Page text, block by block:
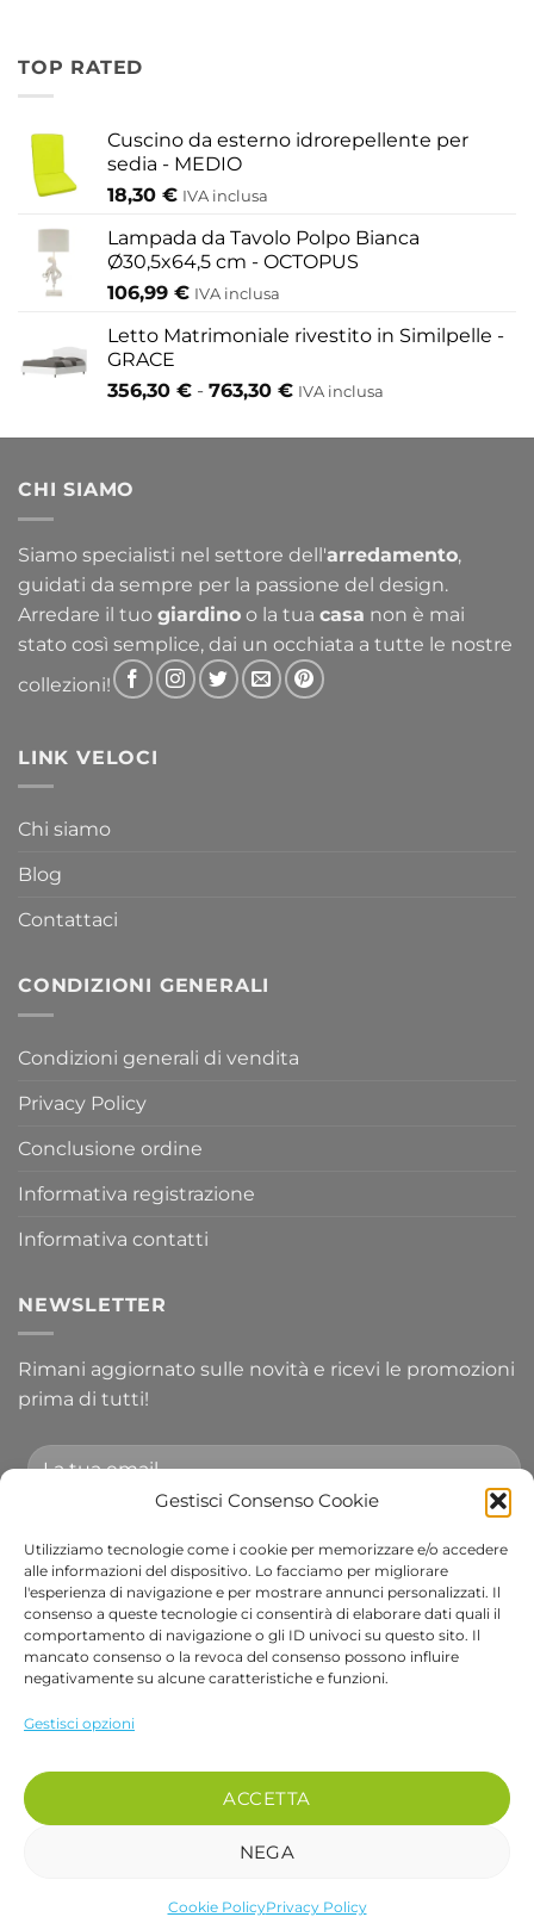
Gestisci Consenso Cookie
Utilizziamo tecnologie come i cookie per memorizzare e/o accedere
alle informazioni del dispositivo. Lo facciamo per migliorare
l'esperienza di navigazione e per mostrare annunci personalizzati. Il
consenso a queste tecnologie ci consentirà di elaborare dati quali il
comportamento di navigazione o gli ID univoci su questo sito. Il
mancato consenso o la revoca del consenso possono influire
negativamente su alcune caratteristiche e funzioni.
Gestisci opzioni
ACCETTA
NEGA
Cookie PolicyPrivacy Policy
433,30 €
TOP RATED
Cuscino da esterno idrorepellente per
sedia - MEDIO
18,30 € IVA inclusa
Lampada da Tavolo Polpo Bianca
Ø30,5x64,5 cm - OCTOPUS
106,99 € IVA inclusa
Letto Matrimoniale rivestito in Similpelle -
GRACE
356,30 € - 763,30 €Fascia
prezzo:
IVA inclusa
CHI SIAMO
Siamo specialisti nel settore dell'arredamento,
guidati da sempre per la passione del design.
Arredare il tuo giardino o la tua casa non è mai
stato così semplice, dai un occhiata a tutte le nostre
collezioni!
LINK VELOCI
Chi siamo
Blog
Contattaci
CONDIZIONI GENERALI
Condizioni generali di vendita
Privacy Policy
Conclusione ordine
Informativa registrazione
Informativa contatti
NEWSLETTER
Rimani aggiornato sulle novità e ricevi le promozioni
prima di tutti!
Accetto le condizioni generali e di ricevere le
newsletter.
Alternative:
Visa
Delivery
Copyright 2026 ©Bob Gardens by BS COM SRL
Via B. Cellini 7, 36061, Bassano del Grappa VI
P.IVA e CF: 04486540240
REA: VI-407698 - Cap. soc. € 10.000,00 i.v.
recedere dal contratto qui